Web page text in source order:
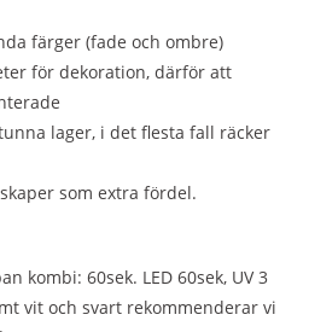
färger (fade och ombre)
för dekoration, därför att
lager, i det flesta fall räcker
som extra fördel.
kombi: 60sek. LED 60sek, UV 3
vit och svart rekommenderar vi